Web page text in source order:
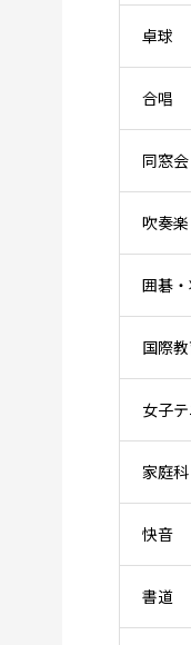
卓球
合唱
同窓会
吹奏楽
囲碁
国際
女子
家庭科
快音
書道